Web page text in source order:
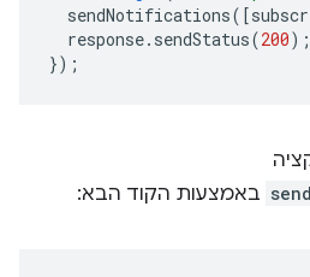
sendNotifications( [
response. sendStatus(200);
});
באמצעות הקוד הבא: